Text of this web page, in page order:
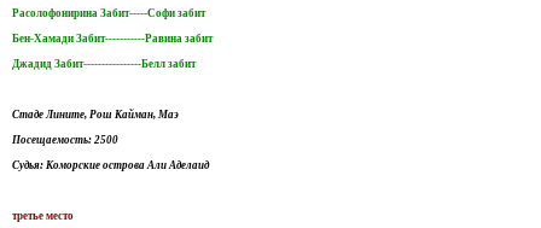
Расолофонирина Забит-----Софи забит
Бен-Хамади Забит-----------Равина забит
Джадид Забит----------------Белл забит
Стаде Лините, Рош Кайман, Маэ
Посещаемость: 2500
Судья: Коморские острова Али Аделаид
третье место